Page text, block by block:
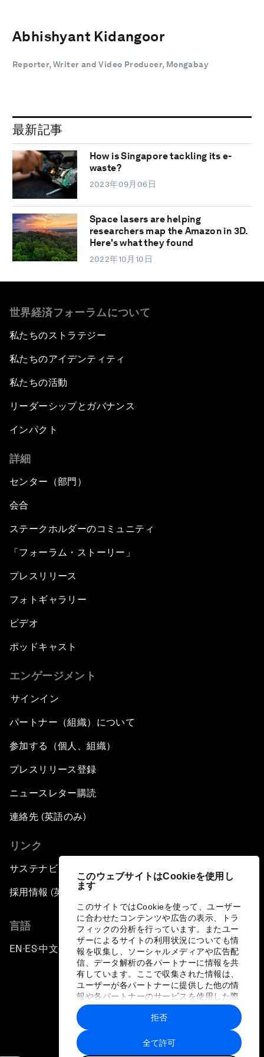
このウェブサイトはCookieを使用し
ます
このサイトではCookieを使って、ユーザー
に合わせたコンテンツや広告の表示、トラ
フィックの分析を行っています。またユー
ザーによるサイトの利用状況についても情
報を収集し、ソーシャルメディアや広告配
信、データ解析の各パートナーに情報を共
有しています。ここで収集された情報は、
ユーザーが各パートナーに提供した他の情
報や各パートナーのサービスを使用した際
に収集された情報と組み合わされ、各パー
トナーによって使用されることがありま
す。
全て許可
拒否
Abhishyant Kidangoor
Reporter, Writer and Video Producer, Mongabay
最新記事
How is Singapore tackling its e-
waste?
2023年09月06日
Space lasers are helping
researchers map the Amazon in 3D.
Here's what they found
2022年10月10日
世界経済フォーラムについて
私たちのストラテジー
私たちのアイデンティティ
私たちの活動
リーダーシップとガバナンス
インパクト
詳細
センター（部門）
会合
ステークホルダーのコミュニティ
「フォーラム・ストーリー」
プレスリリース
フォトギャラリー
ビデオ
ポッドキャスト
エンゲージメント
サインイン
パートナー（組織）について
参加する（個人、組織）
プレスリリース登録
ニュースレター購読
連絡先 (英語のみ)
リンク
サステナビリティへの取り組み
採用情報 (英語のみ)
言語
EN ▪ES▪中文▪ 日本語
プライバシーポリシーと利用規約
サイトマップ